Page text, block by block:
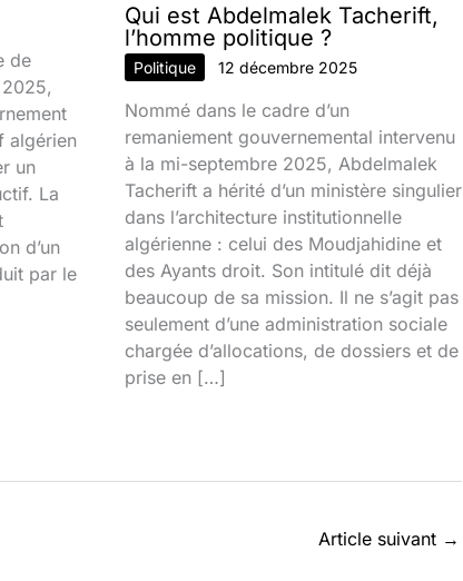
de
algérien
un
La
d’un
par le
Qui est Abdelmalek Tacherift,
l’homme politique ?
Politique 12 décembre 2025
Nommé dans le cadre d’un
remaniement gouvernemental intervenu
à la mi-septembre 2025, Abdelmalek
Tacherift a hérité d’un ministère singulier
dans l’architecture institutionnelle
algérienne : celui des Moudjahidine et
des Ayants droit. Son intitulé dit déjà
beaucoup de sa mission. Il ne s’agit pas
seulement d’une administration sociale
chargée d’allocations, de dossiers et de
prise en […]
Article suivant →